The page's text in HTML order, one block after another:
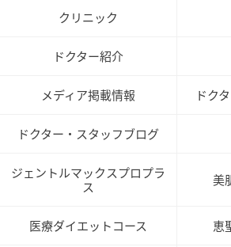
クリニック
ドクター紹介
メディア掲載情報 ドク
ドクター・スタッフブログ
ジェントルマックスプロプラ
ス
美
医療ダイエットコース 恵